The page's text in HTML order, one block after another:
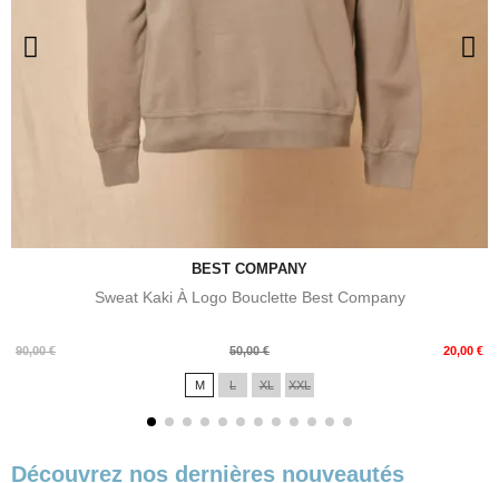
BEST COMPANY
Sweat Kaki À Logo Bouclette Best Company
90,00 €
Prix
50,00 € 20,00 €
Prix
M L XL XXL
Découvrez nos dernières nouveautés